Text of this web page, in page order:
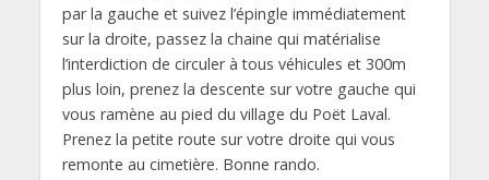
par la gauche et suivez l’épingle immédiatement
sur la droite, passez la chaine qui matérialise
l’interdiction de circuler à tous véhicules et 300m
plus loin, prenez la descente sur votre gauche qui
vous ramène au pied du village du Poët Laval.
Prenez la petite route sur votre droite qui vous
remonte au cimetière. Bonne rando.